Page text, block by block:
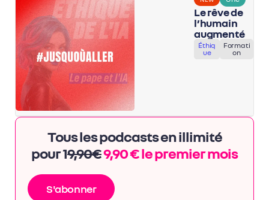
Le rêve de
l’humain
augmenté
Éthiq
ue
Formati
on
Tous les podcasts en illimité
pour 19,90€9,90 € le premier mois
S'abonner